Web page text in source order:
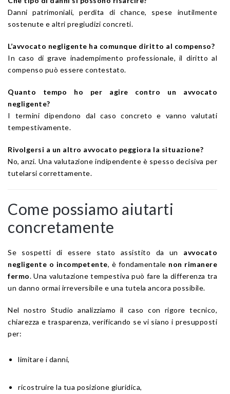
Danni patrimoniali, perdita di chance, spese inutilmente
sostenute e altri pregiudizi concreti.
L’avvocato negligente ha comunque diritto al compenso?
In caso di grave inadempimento professionale, il diritto al
compenso può essere contestato.
Quanto tempo ho per agire contro un avvocato
negligente?
I termini dipendono dal caso concreto e vanno valutati
tempestivamente.
Rivolgersi a un altro avvocato peggiora la situazione?
No, anzi. Una valutazione indipendente è spesso decisiva per
tutelarsi correttamente.
Come possiamo aiutarti
concretamente
Se sospetti di essere stato assistito da un avvocato
negligente o incompetente, è fondamentale non rimanere
fermo. Una valutazione tempestiva può fare la differenza tra
un danno ormai irreversibile e una tutela ancora possibile.
Nel nostro Studio analizziamo il caso con rigore tecnico,
chiarezza e trasparenza, verificando se vi siano i presupposti
per:
limitare i danni,
ricostruire la tua posizione giuridica,